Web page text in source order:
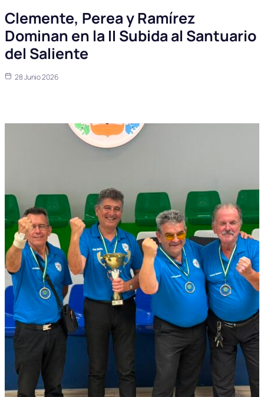
Clemente, Perea y Ramírez
Dominan en la II Subida al Santuario
del Saliente
28 Junio 2026